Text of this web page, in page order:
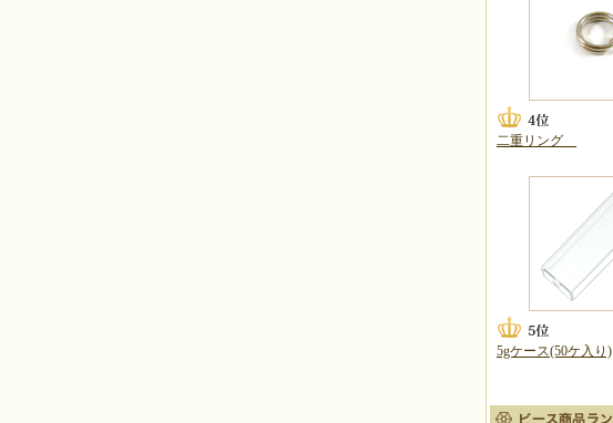
二重リング
5gケース(50ケ入り)